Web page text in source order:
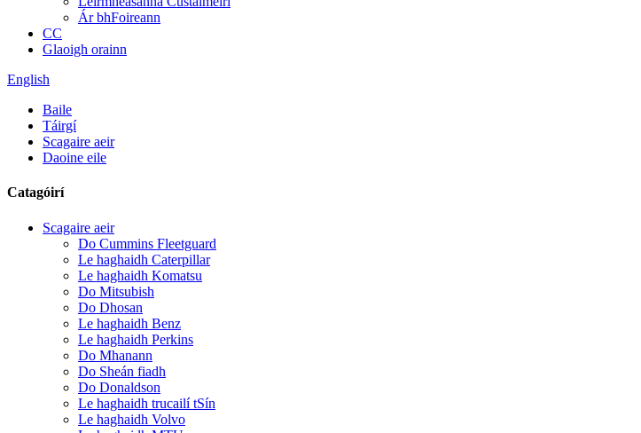
Ár bhFoireann
CC
Glaoigh orainn
English
Baile
Táirgí
Scagaire aeir
Daoine eile
Catagóirí
Scagaire aeir
Do Cummins Fleetguard
Le haghaidh Caterpillar
Le haghaidh Komatsu
Do Mitsubish
Do Dhosan
Le haghaidh Benz
Le haghaidh Perkins
Do Mhanann
Do Sheán fiadh
Do Donaldson
Le haghaidh trucailí tSín
Le haghaidh Volvo